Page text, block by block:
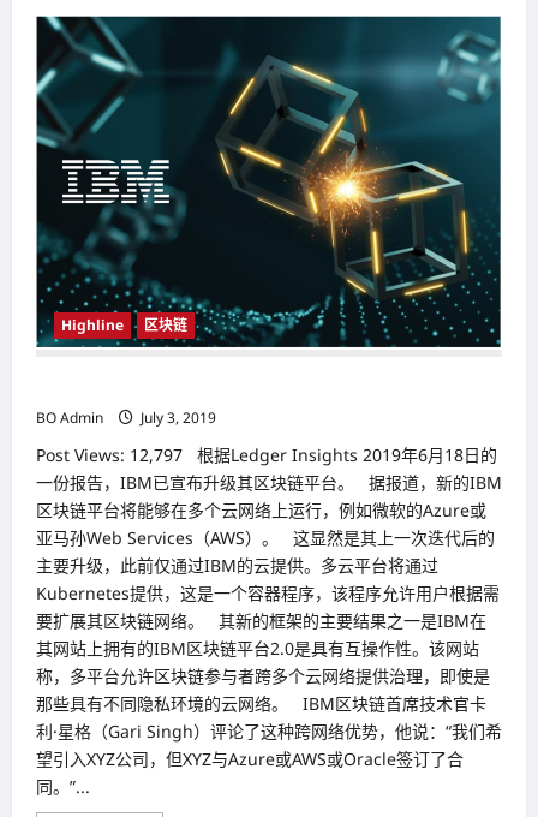
为
迪
拜
（Dubai）
转
向
利
块
链
技
术
Highline 区块链
BO Admin
July 3, 2019
Post Views: 12,797 根据Ledger Insights 2019年6月18日的
一份报告，IBM已宣布升级其区块链平台。 据报道，新的IBM
区块链平台将能够在多个云网络上运行，例如微软的Azure或
亚马孙Web Services（AWS）。 这显然是其上一次迭代后的
主要升级，此前仅通过IBM的云提供。多云平台将通过
Kubernetes提供，这是一个容器程序，该程序允许用户根据需
要扩展其区块链网络。 其新的框架的主要结果之一是IBM在
其网站上拥有的IBM区块链平台2.0是具有互操作性。该网站
称，多平台允许区块链参与者跨多个云网络提供治理，即使是
那些具有不同隐私环境的云网络。 IBM区块链首席技术官卡
利·星格（Gari Singh）评论了这种跨网络优势，他说：“我们希
望引入XYZ公司，但XYZ与Azure或AWS或Oracle签订了合
同。”...